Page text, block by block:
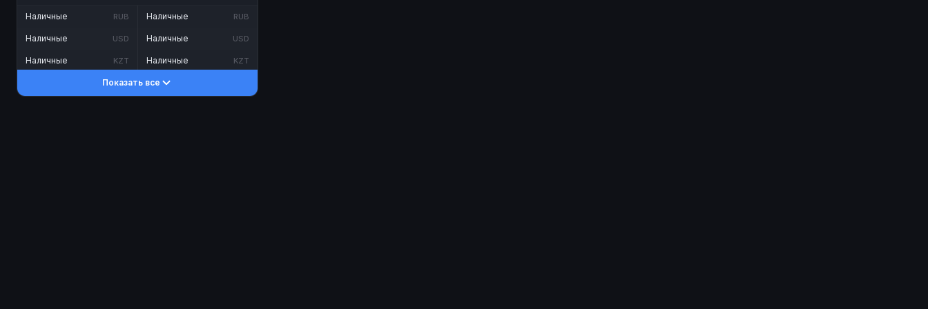
Наличные RUB
Наличные USD
Наличные KZT
Наличные RUB
Наличные USD
Наличные KZT
Показать все